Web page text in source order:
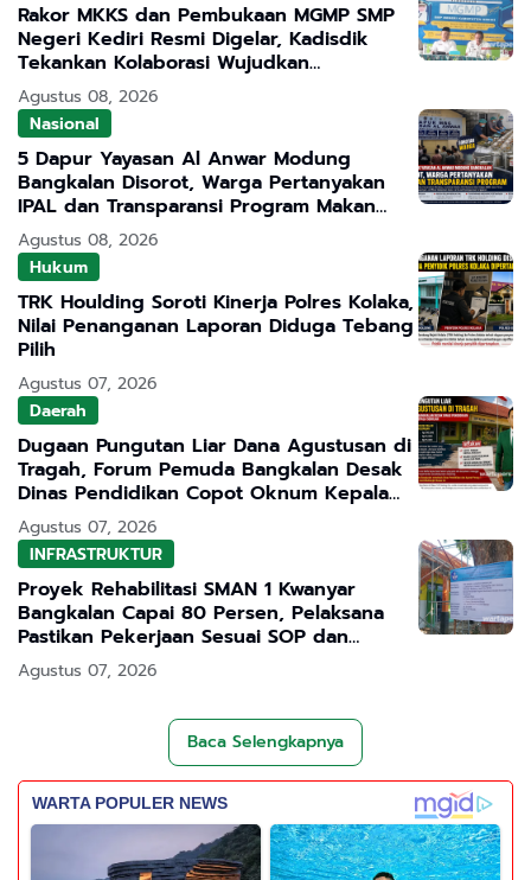
Rakor MKKS dan Pembukaan MGMP SMP
Negeri Kediri Resmi Digelar, Kadisdik
Tekankan Kolaborasi Wujudkan
Pendidikan Bermutu
Agustus 08, 2026
Nasional
5 Dapur Yayasan Al Anwar Modung
Bangkalan Disorot, Warga Pertanyakan
IPAL dan Transparansi Program Makan
Bergizi Gratis
Agustus 08, 2026
Hukum
TRK Houlding Soroti Kinerja Polres Kolaka,
Nilai Penanganan Laporan Diduga Tebang
Pilih
Agustus 07, 2026
Daerah
Dugaan Pungutan Liar Dana Agustusan di
Tragah, Forum Pemuda Bangkalan Desak
Dinas Pendidikan Copot Oknum Kepala
Sekolah
Agustus 07, 2026
INFRASTRUKTUR
Proyek Rehabilitasi SMAN 1 Kwanyar
Bangkalan Capai 80 Persen, Pelaksana
Pastikan Pekerjaan Sesuai SOP dan
Transparan
Agustus 07, 2026
Baca Selengkapnya